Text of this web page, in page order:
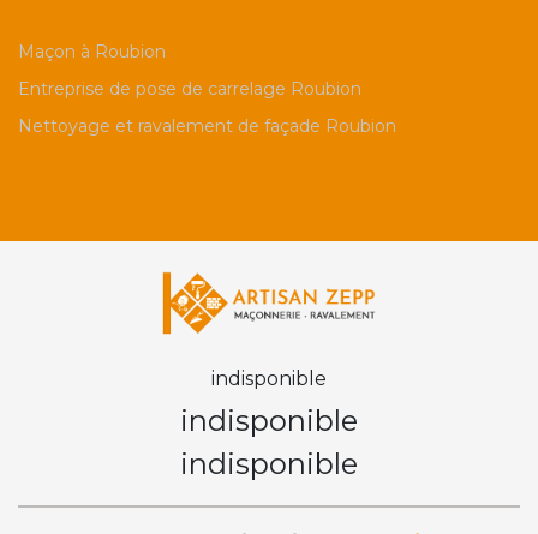
Maçon à Roubion
Entreprise de pose de carrelage Roubion
Nettoyage et ravalement de façade Roubion
indisponible
indisponible
indisponible